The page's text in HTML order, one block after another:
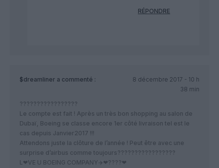
RÉPONDRE
$dreamliner a commenté :
8 décembre 2017 - 10 h
38 min
?????????????????
Le compte est fait ! Après un très bon shopping au salon de
Dubaï, Boeing se classe encore 1er côté livraison tel est le
cas depuis Janvier2017 !!!
Attendons juste la clôture de l’année ! Peut être avec une
surprise d’airbus comme toujours?????????????????
L❤VE U BOEING COMPANY✈️❤????❤